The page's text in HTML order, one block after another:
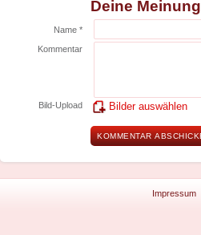
Deine Meinung
Name *
Kommentar
Bild-Upload Bilder auswählen
Impressum